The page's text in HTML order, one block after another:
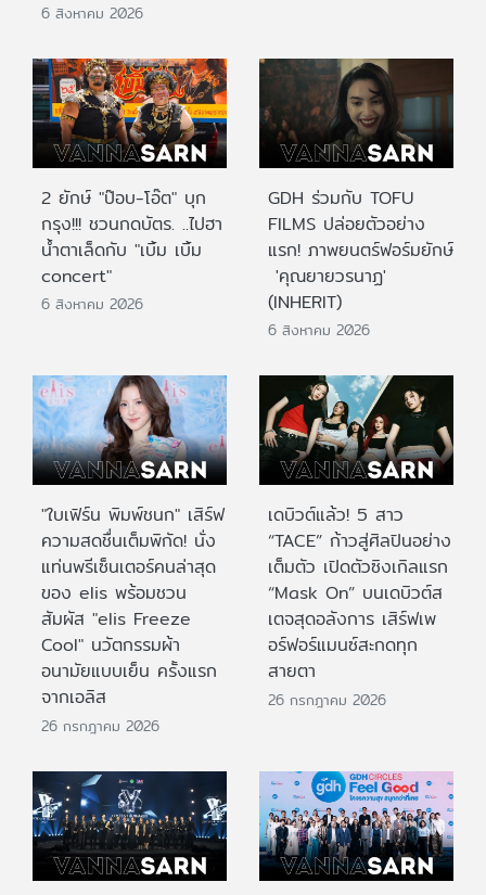
6 สิงหาคม 2026
2 ยักษ์ "ป๊อบ-โอ๊ต" บุก
กรุง!!! ชวนกดบัตร. ..ไปฮา
น้ำตาเล็ดกับ "เบิ้ม เบิ้ม
concert"
6 สิงหาคม 2026
GDH ร่วมกับ TOFU
FILMS ปล่อยตัวอย่าง
แรก! ภาพยนตร์ฟอร์มยักษ์
'คุณยายวรนาฏ'
(INHERIT)
6 สิงหาคม 2026
"ใบเฟิร์น พิมพ์ชนก" เสิร์ฟ
ความสดชื่นเต็มพิกัด! นั่ง
แท่นพรีเซ็นเตอร์คนล่าสุด
ของ elis พร้อมชวน
สัมผัส "elis Freeze
Cool" นวัตกรรมผ้า
อนามัยแบบเย็น ครั้งแรก
จากเอลิส
26 กรกฎาคม 2026
เดบิวต์แล้ว! 5 สาว
“TACE” ก้าวสู่ศิลปินอย่าง
เต็มตัว เปิดตัวซิงเกิลแรก
“Mask On” บนเดบิวต์ส
เตจสุดอลังการ เสิร์ฟเพ
อร์ฟอร์แมนซ์สะกดทุก
สายตา
26 กรกฎาคม 2026